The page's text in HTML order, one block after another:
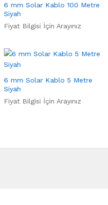
6 mm Solar Kablo 100 Metre
Siyah
Fiyat Bilgisi İçin Arayınız
6 mm Solar Kablo 5 Metre
Siyah
Fiyat Bilgisi İçin Arayınız